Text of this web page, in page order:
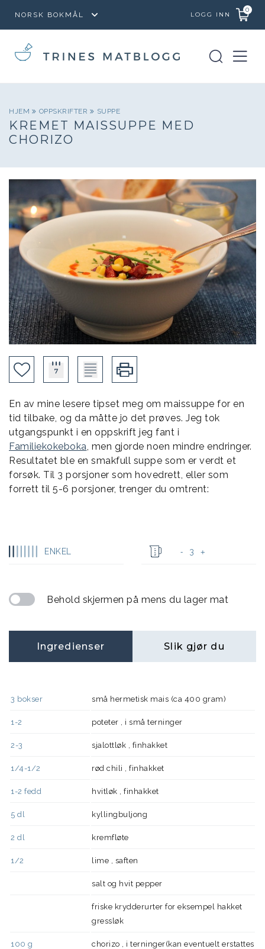
LOGG INN
0
HJEM OPPSKRIFTER SUPPE
KREMET MAISSUPPE MED
CHORIZO
En av mine lesere tipset meg om maissuppe for en
tid tilbake, og da måtte jo det prøves. Jeg tok
utgangspunkt i en oppskrift jeg fant i
Familiekokeboka, men gjorde noen mindre endringer.
Resultatet ble en smakfull suppe som er verdt et
forsøk. Til 3 porsjoner som hovedrett, eller som
forrett til 5-6 porsjoner, trenger du omtrent:
ENKEL - 3 +
Behold skjermen på mens du lager mat
Ingredienser Slik gjør du
3 bokser små hermetisk mais (ca 400 gram)
1-2 poteter , i små terninger
2-3 sjalottløk , finhakket
1/4-1/2 rød chili , finhakket
1-2 fedd hvitløk , finhakket
5 dl kyllingbuljong
2 dl kremfløte
1/2 lime , saften
salt og hvit pepper
friske krydderurter for eksempel hakket
gressløk
100 g
chorizo , i terninger(kan eventuelt erstattes